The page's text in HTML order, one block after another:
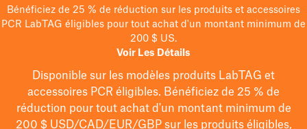
Bénéficiez de 25 % de réduction sur les produits et accessoires
PCR LabTAG éligibles pour tout achat d'un montant minimum de
200 $ US.
Voir Les Détails
Disponible sur les modèles produits LabTAG et
accessoires PCR éligibles. Bénéficiez de 25 % de
réduction pour tout achat d'un montant minimum de
200 $USD/CAD/EUR/GBPsur les produits éligibles,